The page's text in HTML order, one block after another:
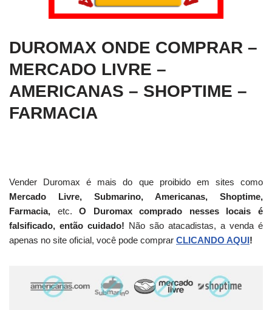
DUROMAX ONDE COMPRAR –
MERCADO LIVRE –
AMERICANAS – SHOPTIME –
FARMACIA
Vender Duromax é mais do que proibido em sites como
Mercado Livre, Submarino, Americanas, Shoptime,
Farmacia, etc.O Duromax comprado nesses locais é
falsificado, então cuidado! Não são atacadistas, a venda é
apenas no site oficial, você pode comprar CLICANDO AQUI!